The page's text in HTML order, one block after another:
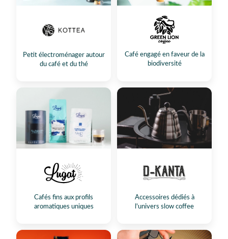
Petit électroménager autour
du café et du thé
Café engagé en faveur de la
biodiversité
Cafés fins aux profils
aromatiques uniques
Accessoires dédiés à
l'univers slow coffee